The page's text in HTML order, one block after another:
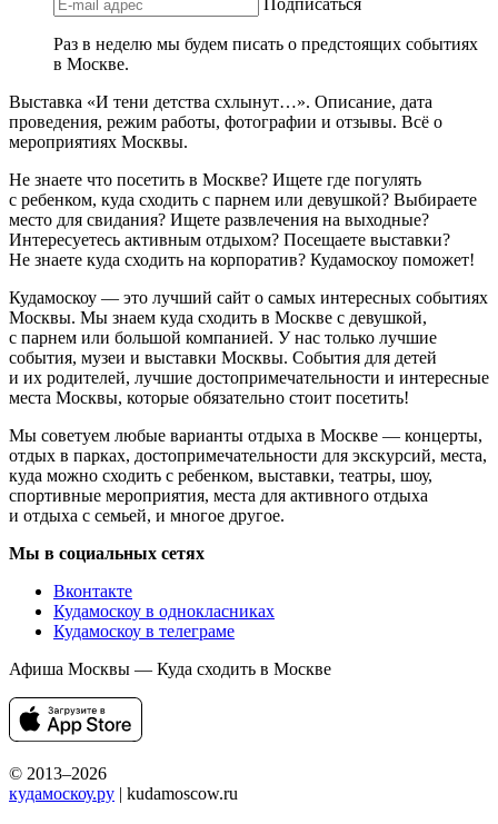
Раз в неделю мы будем писать о предстоящих событиях
в Москве.
Выставка «И тени детства схлынут…». Описание, дата
проведения, режим работы, фотографии и отзывы. Всё о
мероприятиях Москвы.
Не знаете что посетить в Москве? Ищете где погулять
с ребенком, куда сходить с парнем или девушкой? Выбираете
место для свидания? Ищете развлечения на выходные?
Интересуетесь активным отдыхом? Посещаете выставки?
Не знаете куда сходить на корпоратив? Кудамоскоу поможет!
Кудамоскоу — это лучший сайт о самых интересных событиях
Москвы. Мы знаем куда сходить в Москве с девушкой,
с парнем или большой компанией. У нас только лучшие
события, музеи и выставки Москвы. События для детей
и их родителей, лучшие достопримечательности и интересные
места Москвы, которые обязательно стоит посетить!
Мы советуем любые варианты отдыха в Москве — концерты,
отдых в парках, достопримечательности для экскурсий, места,
куда можно сходить с ребенком, выставки, театры, шоу,
спортивные мероприятия, места для активного отдыха
и отдыха с семьей, и многое другое.
Мы в социальных сетях
Вконтакте
Кудамоскоу в однокласниках
Кудамоскоу в телеграме
Афиша Москвы — Куда сходить в Москве
© 2013–2026
кудамоскоу.ру | kudamoscow.ru